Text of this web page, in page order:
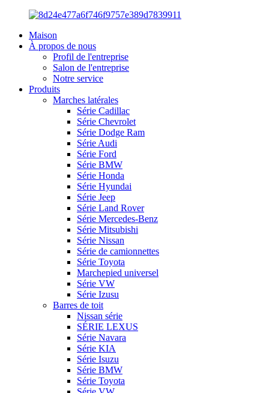
Maison
À propos de nous
Profil de l'entreprise
Salon de l'entreprise
Notre service
Produits
Marches latérales
Série Cadillac
Série Chevrolet
Série Dodge Ram
Série Audi
Série Ford
Série BMW
Série Honda
Série Hyundai
Série Jeep
Série Land Rover
Série Mercedes-Benz
Série Mitsubishi
Série Nissan
Série de camionnettes
Série Toyota
Marchepied universel
Série VW
Série Izusu
Barres de toit
Nissan série
SÉRIE LEXUS
Série Navara
Série KIA
Série Isuzu
Série BMW
Série Toyota